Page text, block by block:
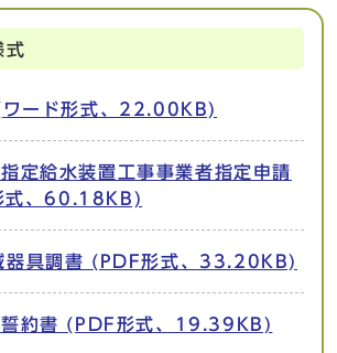
式
ード形式、22.00KB)
定給水装置工事事業者指定申請
式、60.18KB)
具調書 (PDF形式、33.20KB)
約書 (PDF形式、19.39KB)